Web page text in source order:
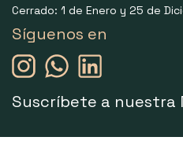
Cerrado: 1 de Enero y 25 de
Síguenos en
Suscríbete a nuestra